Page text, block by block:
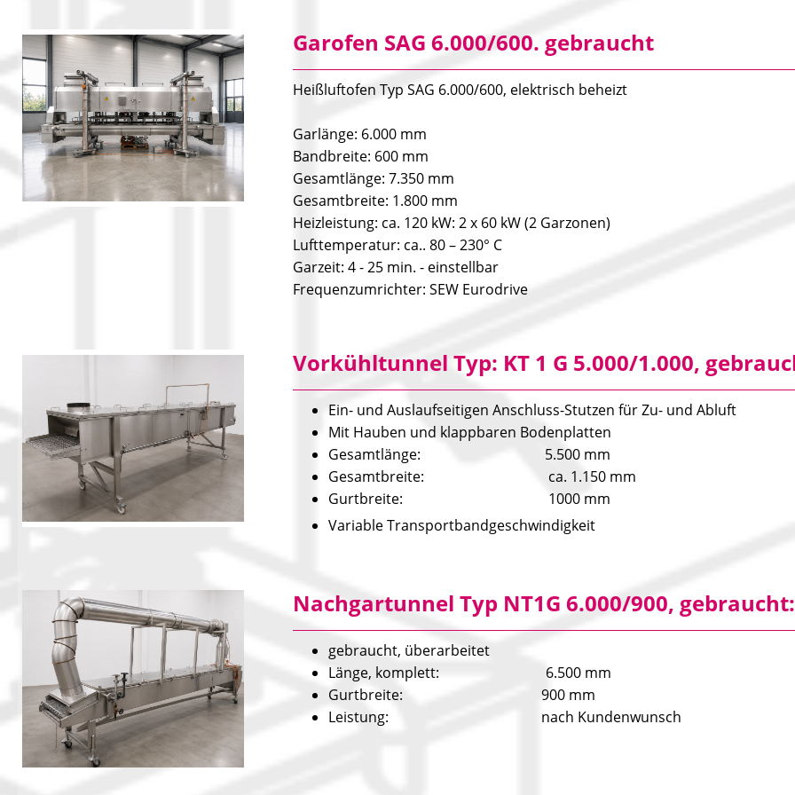
Garofen SAG 6.000/600. gebraucht
Heißluftofen Typ SAG 6.000/600, elektrisch beheizt
Garlänge: 6.000 mm
Bandbreite: 600 mm
Gesamtlänge: 7.350 mm
Gesamtbreite: 1.800 mm
Heizleistung: ca. 120 kW: 2 x 60 kW (2 Garzonen)
Lufttemperatur: ca.. 80 – 230° C
Garzeit: 4 - 25 min. - einstellbar
Frequenzumrichter: SEW Eurodrive
Vorkühltunnel Typ: KT 1 G 5.000/1.000,
Ein- und Auslaufseitigen Anschluss-Stutzen für Zu- und Abluft
Mit Hauben und klappbaren Bodenplatten
Gesamtlänge: 5.500 mm
Gesamtbreite: ca. 1.150 mm
Gurtbreite: 1000 mm
Variable Transportbandgeschwindigkeit
Nachgartunnel Typ NT1G 6.000/900, gebraucht:
gebraucht, überarbeitet
Länge, komplett: 6.500 mm
Gurtbreite: 900 mm
Leistung: nach Kundenwunsch